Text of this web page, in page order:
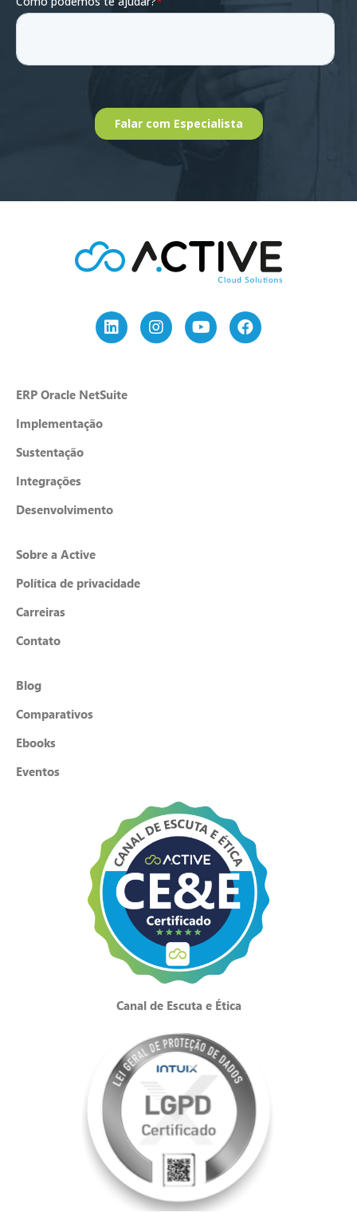
ERP Oracle NetSuite
Implementação
Sustentação
Integrações
Desenvolvimento
Sobre a Active
Política de privacidade
Carreiras
Contato
Blog
Comparativos
Ebooks
Eventos
Canal de Escuta e Ética